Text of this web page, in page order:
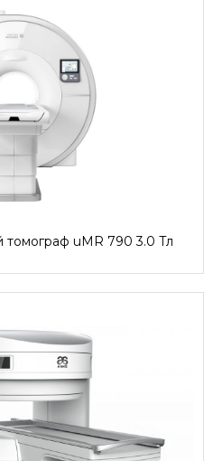
uMR 790 3.0 Тл